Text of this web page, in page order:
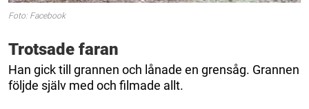
Foto: Facebook
Trotsade faran
Han gick till grannen och lånade en grensåg. Grannen
följde själv med och filmade allt.